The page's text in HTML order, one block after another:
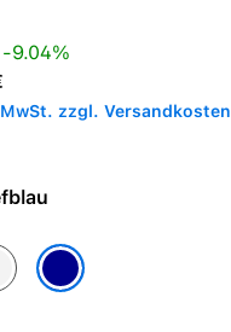
-9.04%
zzgl. Versandkosten
Tiefblau